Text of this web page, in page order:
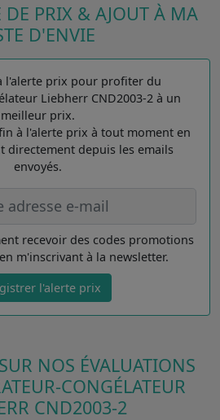
DE PRIX & AJOUT À MA
D'ENVIE
l'alerte prix pour profiter du
Liebherr CND2003-2 à un
meilleur prix.
à l'alerte prix à tout moment en
directement depuis les emails
envoyés.
recevoir des codes promotions
m'inscrivant à la newsletter.
l'alerte prix
NOS ÉVALUATIONS
CONGÉLATEUR
CND2003-2